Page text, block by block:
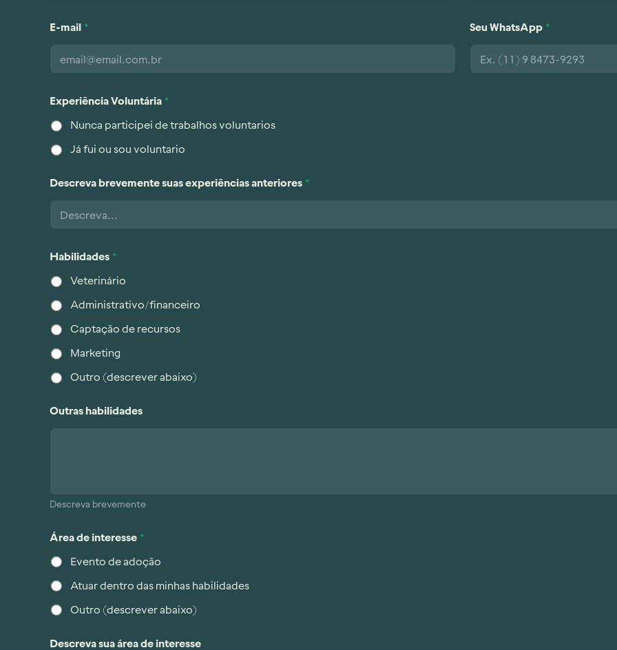
E-mail * Seu WhatsApp *
Experiência Voluntária *
Nunca participei de trabalhos voluntarios
Já fui ou sou voluntario
Descreva brevemente suas experiências anteriores *
Habilidades *
Veterinário
Administrativo/financeiro
Captação de recursos
Marketing
Outro (descrever abaixo)
Outras habilidades
Descreva brevemente
Área de interesse *
Evento de adoção
Atuar dentro das minhas habilidades
Outro (descrever abaixo)
Descreva sua área de interesse